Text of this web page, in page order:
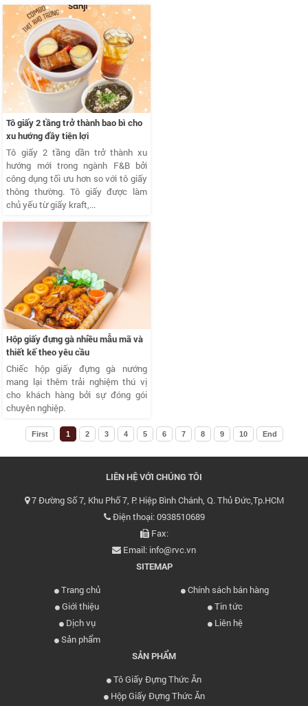
Tô giấy 2 tầng trở thành bao bì cho
xu hướng đầy tiện lợi
Tô giấy 2 tầng dần trở thành xu
hướng mới trong ngành F&B bởi
công dụng tối ưu hơn so với tô giấy
thông thường. Tô giấy được làm
chủ yếu từ giấy kraft,...
Hộp giấy đựng gà nhiều mẫu mã và
thiết kế theo yêu cầu
Chiếc hộp giấy đựng gà nướng
mang lại thêm trải nghiệm thú vị
cho khách hàng bởi sự đóng gói
chuyên nghiệp.
First 1 2 3 4 5 6 7 8 9 10 End
LIÊN HỆ VỚI CHÚNG TÔI
7 Đường Số 7, Khu Phố 7, P. Hiệp Bình Chánh, Q. Thủ Đức,Tp.HCM
Điện thoại: 0938510689
Fax:
Email: info@rvc.vn
SITEMAP
Trang chủ
Chính sách bán hàng
Giới thiệu
Tin tức
Dịch vụ
Liên hệ
Sản phẩm
SẢN PHẨM
Tô Giấy Đựng Thức Ăn
Hộp Giấy Đựng Thức Ăn